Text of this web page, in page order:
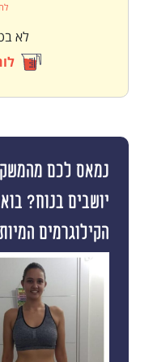
לא
נמאס לכם
יושבים בנוח?
הקילוגרמים